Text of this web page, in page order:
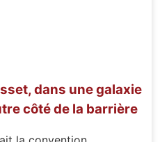
dans une galaxie
côté de la barrière